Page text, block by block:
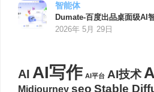
智能体
Dumate-百度出品桌面级AI
2026年 5月 29日
AI AI写作 AI平台 AI技术
Midjourney seo Stable